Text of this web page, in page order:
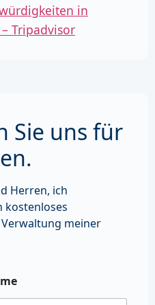
in
Tripadvisor
Sie uns für
Herren, ich
kostenloses
meiner